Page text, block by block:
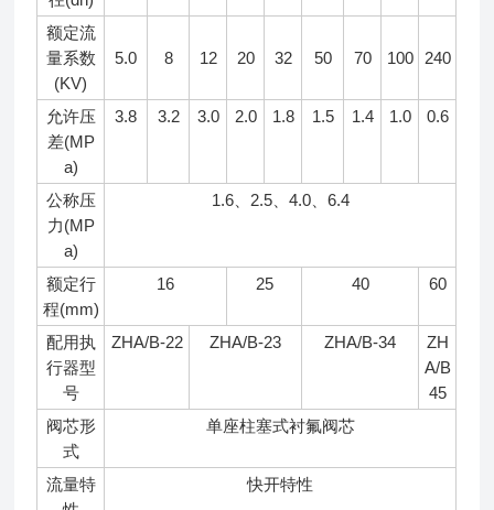
额定流
量系数
(KV)
5.0 8 12 20 32 50 70 100 240
允许压
差(MP
a)
3.8 3.2 3.0 2.0 1.8 1.5 1.4 1.0 0.6
公称压
力(MP
a)
1.6、2.5、4.0、6.4
额定行
程(mm)
16 25 40 60
配用执
行器型
号
ZHA/B-22 ZHA/B-23 ZHA/B-34
ZH
A/B
45
阀芯形
式
单座柱塞式衬氟阀芯
流量特
快开特性